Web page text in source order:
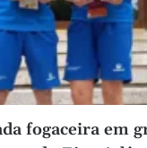
fogaceira em